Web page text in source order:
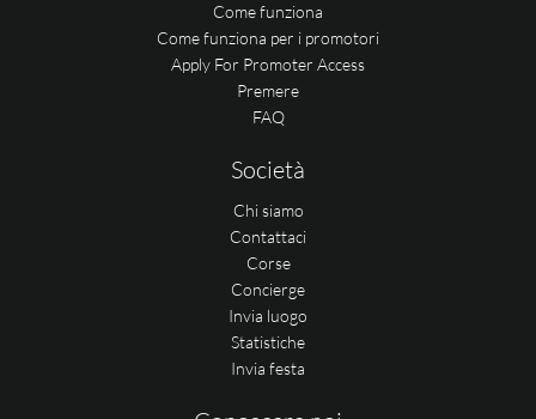
Come funziona
Come funziona per i promotori
Apply For Promoter Access
Premere
FAQ
Società
Chi siamo
Contattaci
Corse
Concierge
Invia luogo
Statistiche
Invia festa